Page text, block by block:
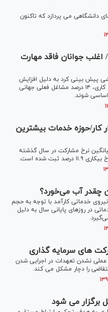
دانشگاهی می پردازد که تاکنون
/ اغلب جوانان فاقد مهارت
پیش بینی کرد به دلیل افزایش
استفاده از روبات‌ها و اتوماسیون در محیط کاری، ۱۴ درصد مشاغل فعلی جهانی
در بازار کار/حوزه خدمات بیشترین
نرخ مشارکت در سال گذشته
چقدر آب می‌خورد؟
خدماتی کارآمد با توجه به حجم
در روز‌های پایانی سال به دلیل
های سرمایه گذاری
نشدن تعهدات در اجرایی شدن
را دچار مشکل می کند.
برگزار مى شود